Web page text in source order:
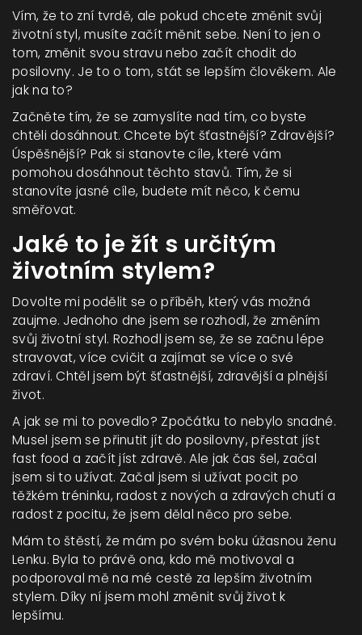
Vím, že to zní tvrdě, ale pokud chcete změnit svůj
životní styl, musíte začít měnit sebe. Není to jen o
tom, změnit svou stravu nebo začít chodit do
posilovny. Je to o tom, stát se lepším člověkem. Ale
jak na to?
Začněte tím, že se zamyslíte nad tím, co byste
chtěli dosáhnout. Chcete být šťastnější? Zdravější?
Úspěšnější? Pak si stanovte cíle, které vám
pomohou dosáhnout těchto stavů. Tím, že si
stanovíte jasné cíle, budete mít něco, k čemu
směřovat.
Jaké to je žít s určitým
životním stylem?
Dovolte mi podělit se o příběh, který vás možná
zaujme. Jednoho dne jsem se rozhodl, že změním
svůj životní styl. Rozhodl jsem se, že se začnu lépe
stravovat, více cvičit a zajímat se více o své
zdraví. Chtěl jsem být šťastnější, zdravější a plnější
život.
A jak se mi to povedlo? Zpočátku to nebylo snadné.
Musel jsem se přinutit jít do posilovny, přestat jíst
fast food a začít jíst zdravě. Ale jak čas šel, začal
jsem si to užívat. Začal jsem si užívat pocit po
těžkém tréninku, radost z nových a zdravých chutí a
radost z pocitu, že jsem dělal něco pro sebe.
Mám to štěstí, že mám po svém boku úžasnou ženu
Lenku. Byla to právě ona, kdo mě motivoval a
podporoval mě na mé cestě za lepším životním
stylem. Díky ní jsem mohl změnit svůj život k
lepšímu.